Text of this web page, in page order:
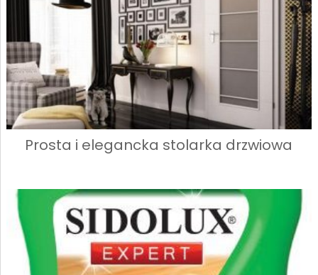
Prosta i elegancka stolarka drzwiowa